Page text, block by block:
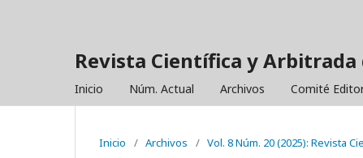
Revista Científica y Arbitrada
Inicio Núm. Actual Archivos Comité
Inicio / Archivos / Vol. 8 Núm. 20 (2025): Revista